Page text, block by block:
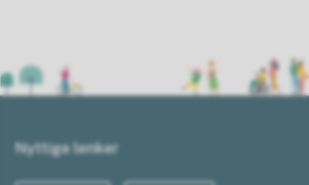
Nyttige lenker